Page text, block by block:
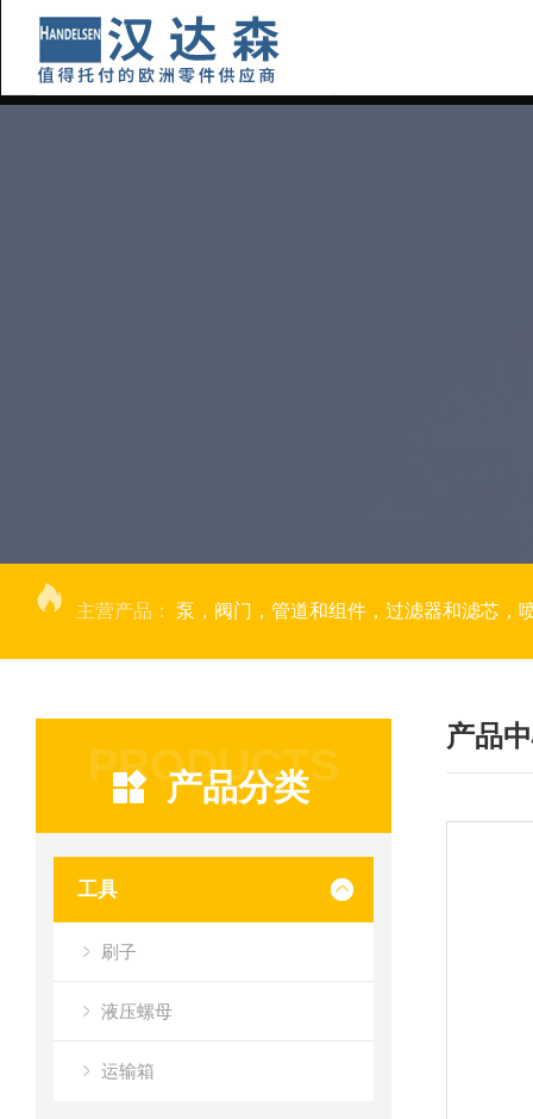
主营产品： 泵，阀门，管道和组件，过滤器和滤芯，
PRODUCTS
产品分类
工具
刷子
液压螺母
运输箱
产品